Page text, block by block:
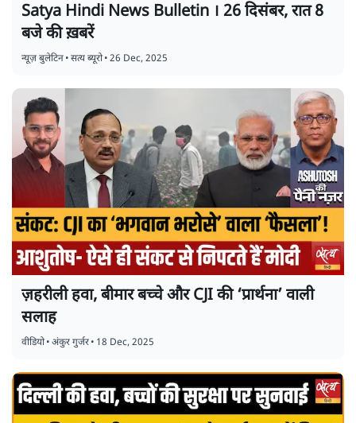
Satya Hindi News Bulletin । 26 दिसंबर, रात 8
बजे की ख़बरें
न्यूज़ बुलेटिन•सत्य ब्यूरो•26 Dec, 2025
ज़हरीली हवा, बीमार बच्चे और CJI की ‘प्रार्थना’ वाली
सलाह
वीडियो•अंकुर गुर्जर• 18 Dec, 2025